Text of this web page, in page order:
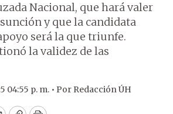
Nacional, que hará valer
y que la candidata
será la que triunfe.
la validez de las
04:55 p. m. • Por Redacción ÚH